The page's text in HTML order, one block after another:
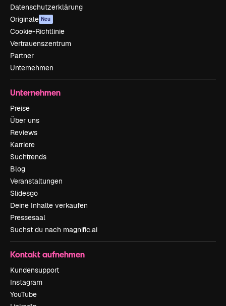
Datenschutzerklärung
Originale Neu
Cookie-Richtlinie
Vertrauenszentrum
Partner
Unternehmen
Unternehmen
Preise
Über uns
Reviews
Karriere
Suchtrends
Blog
Veranstaltungen
Slidesgo
Deine Inhalte verkaufen
Pressesaal
Suchst du nach magnific.ai
Kontakt aufnehmen
Kundensupport
Instagram
YouTube